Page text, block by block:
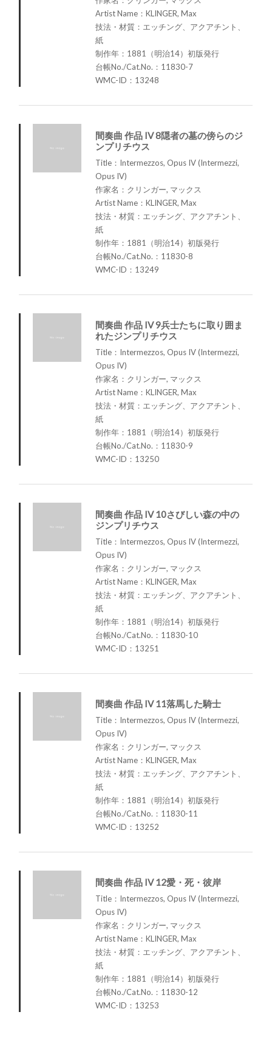
Artist Name：KLINGER, Max
技法・材質：エッチング、アクアチント、
紙
制作年：1881（明治14）初版発行
台帳No./Cat.No.：11830-7
WMC-ID：13248
間奏曲 作品 IV 8隠者の墓の傍らのジ
ンプリチウス
Title：Intermezzos, Opus IV (Intermezzi,
Opus IV)
作家名：クリンガー, マックス
Artist Name：KLINGER, Max
技法・材質：エッチング、アクアチント、
紙
制作年：1881（明治14）初版発行
台帳No./Cat.No.：11830-8
WMC-ID：13249
間奏曲 作品 IV 9兵士たちに取り囲ま
れたジンプリチウス
Title：Intermezzos, Opus IV (Intermezzi,
Opus IV)
作家名：クリンガー, マックス
Artist Name：KLINGER, Max
技法・材質：エッチング、アクアチント、
紙
制作年：1881（明治14）初版発行
台帳No./Cat.No.：11830-9
WMC-ID：13250
間奏曲 作品 IV 10さびしい森の中の
ジンプリチウス
Title：Intermezzos, Opus IV (Intermezzi,
Opus IV)
作家名：クリンガー, マックス
Artist Name：KLINGER, Max
技法・材質：エッチング、アクアチント、
紙
制作年：1881（明治14）初版発行
台帳No./Cat.No.：11830-10
WMC-ID：13251
間奏曲 作品 IV 11落馬した騎士
Title：Intermezzos, Opus IV (Intermezzi,
Opus IV)
作家名：クリンガー, マックス
Artist Name：KLINGER, Max
技法・材質：エッチング、アクアチント、
紙
制作年：1881（明治14）初版発行
台帳No./Cat.No.：11830-11
WMC-ID：13252
間奏曲 作品 IV 12愛・死・彼岸
Title：Intermezzos, Opus IV (Intermezzi,
Opus IV)
作家名：クリンガー, マックス
Artist Name：KLINGER, Max
技法・材質：エッチング、アクアチント、
紙
制作年：1881（明治14）初版発行
台帳No./Cat.No.：11830-12
WMC-ID：13253